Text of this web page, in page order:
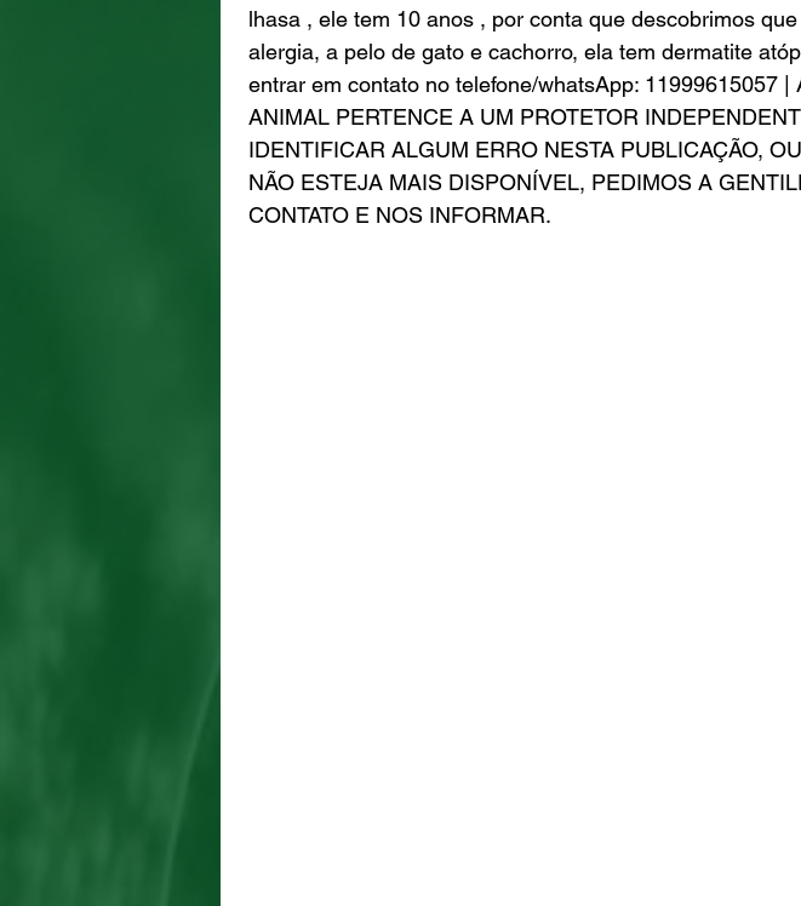
lhasa , ele tem 10 anos , por conta que descobrimos
alergia, a pelo de gato e cachorro, ela tem dermatite
entrar em contato no telefone/whatsApp: 11999615057 |
ANIMAL PERTENCE A UM PROTETOR
IDENTIFICAR ALGUM ERRO NESTA PUBLICAÇÃO,
NÃO ESTEJA MAIS DISPONÍVEL, PEDIMOS A
CONTATO E NOS INFORMAR.